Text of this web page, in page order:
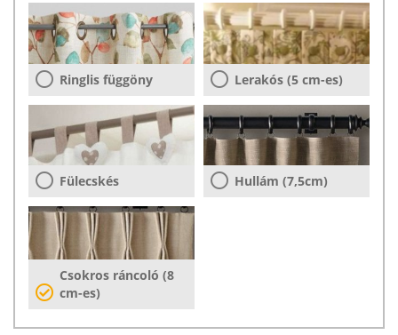
Ringlis függöny Lerakós (5 cm-es)
Fülecskés Hullám (7,5cm)
Csokros ráncoló (8
cm-es)